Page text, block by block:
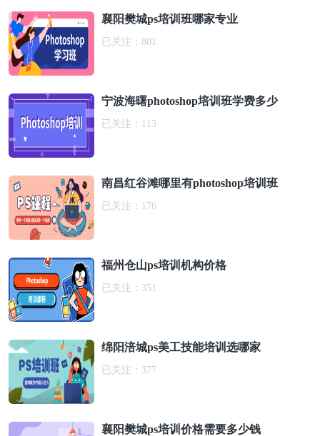
襄阳樊城ps培训班哪家专业
已关注： 801
宁波海曙photoshop培训班学费多少
已关注： 113
南昌红谷滩哪里有photoshop培训班
已关注： 176
福州仓山ps培训机构价格
已关注： 351
绵阳涪城ps美工技能培训选哪家
已关注： 377
襄阳樊城ps培训价格需要多少钱